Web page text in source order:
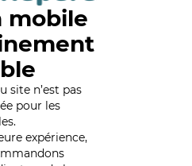
mobile
site n’est pas
pour les
expérience,